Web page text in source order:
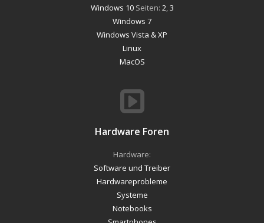
Windows 10Seiten: 2 3
Windows 7
Windows Vista & XP
Linux
MacOS
Hardware Foren
Hardware:
Software und Treiber
Hardwareprobleme
Systeme
Notebooks